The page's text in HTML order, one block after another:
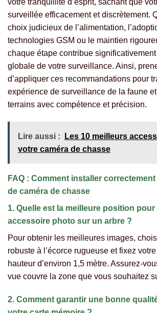
surveillée efficacement et discrètement.
choix judicieux de l’alimentation,
technologies GSM ou le maintien
chaque étape contribue
globale de votre surveillance. Ainsi,
d’appliquer ces recommandations pour
expérience de surveillance de la faune
terrains avec compétence et précision.
Lire aussi :
Les 10 meilleurs
votre caméra de chasse
FAQ : Comment installer
de caméra de chasse
1. Quelle est la meilleure position
accessoire photo sur un arbre ?
Pour obtenir les meilleures images,
robuste à l’écorce rugueuse et fixez
hauteur d’environ 1,5 mètre. Assurez-
vue couvre la zone que vous souhaitez
2. Comment garantir une bonne